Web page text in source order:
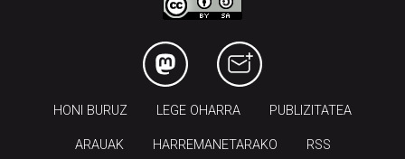
LEGE OHARRA
ARAUAK HARREMANETARAKO RSS